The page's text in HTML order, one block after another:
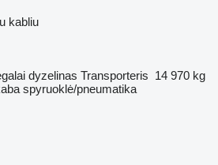
kabliu
dyzelinas Transporteris 14 970 kg
spyruoklė/pneumatika